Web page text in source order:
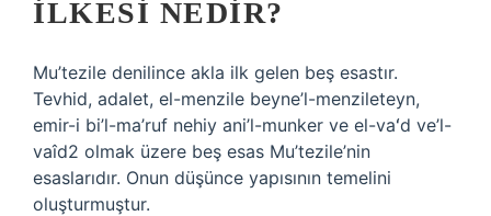
İLKESI NEDIR?
Mu’tezile denilince akla ilk gelen beş esastır.
Tevhid, adalet, el-menzile beyne’l-menzileteyn,
emir-i bi’l-ma’ruf nehiy ani’l-munker ve el-vaʻd ve’l-
vaîd2 olmak üzere beş esas Mu’tezile’nin
esaslarıdır. Onun düşünce yapısının temelini
oluşturmuştur.